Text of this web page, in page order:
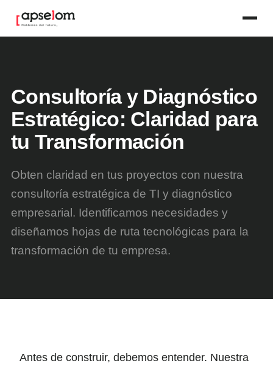
Consultoría y Diagnóstico
Estratégico: Claridad para
tu Transformación
Obten claridad en tus proyectos con nuestra
consultoría estratégica de TI y diagnóstico
empresarial. Identificamos necesidades y
diseñamos hojas de ruta tecnológicas para la
transformación de tu empresa.
Antes de construir, debemos entender. Nuestra